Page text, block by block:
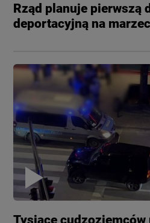
Rząd planuje pierwszą
deportacyjną na marzec